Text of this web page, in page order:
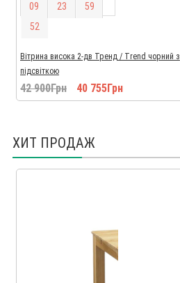
09 23 59
51
Вітрина висока 2-дв Тренд / Trend чорний з
підсвіткою
42 900Грн 40 755Грн
ХИТ ПРОДАЖ